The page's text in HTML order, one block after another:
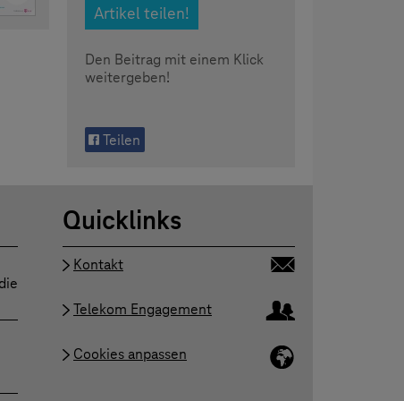
Artikel teilen!
Den Beitrag mit einem Klick
weitergeben!
Teilen
Quicklinks
Kontakt
Telekom Engagement
Cookies anpassen